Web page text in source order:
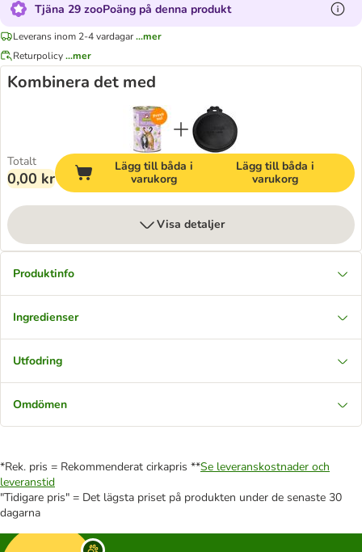
Tjäna 29 zooPoäng på denna produkt
Leverans inom 2-4 vardagar...mer
Returpolicy...mer
Kombinera det med
Totalt
0,00 kr
Lägg till båda i
varukorg
Lägg till båda i
varukorg
Visa detaljer
Produktinfo
Ingredienser
Utfodring
Omdömen
*Rek. pris = Rekommenderat cirkapris **Se leveranskostnader och
leveranstid
"Tidigare pris" = Det lägsta priset på produkten under de senaste 30
dagarna